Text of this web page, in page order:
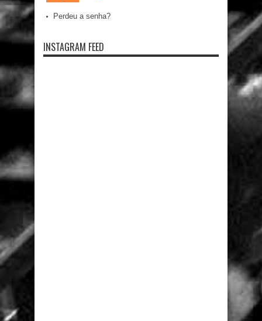
Perdeu a senha?
INSTAGRAM FEED